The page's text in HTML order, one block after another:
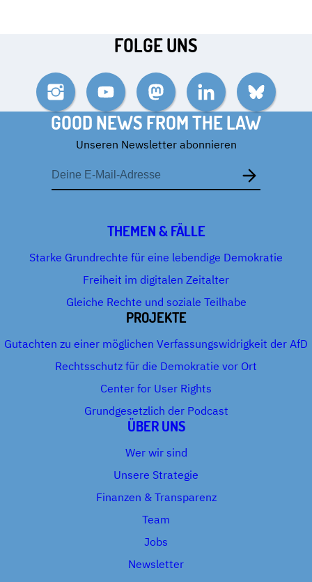
FOLGE UNS
InstagramYouTube MastodonLinkedIn Bluesky
GOOD NEWS FROM THE LAW
Unseren Newsletter abonnieren
E-
Mail-
Adresse
THEMEN & FÄLLE
Starke Grundrechte für eine lebendige Demokratie
Freiheit im digitalen Zeitalter
Gleiche Rechte und soziale Teilhabe
PROJEKTE
Gutachten zu einer möglichen Verfassungswidrigkeit der AfD
Rechtsschutz für die Demokratie vor Ort
Center for User Rights
Grundgesetzlich der Podcast
ÜBER UNS
Wer wir sind
Unsere Strategie
Finanzen & Transparenz
Team
Jobs
Newsletter